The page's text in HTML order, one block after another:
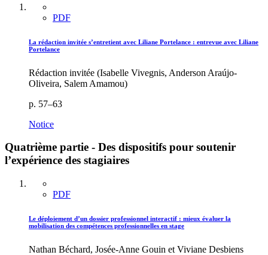
PDF
La rédaction invitée s’entretient avec Liliane Portelance : entrevue avec Liliane
Portelance
Rédaction invitée (Isabelle Vivegnis, Anderson Araújo-
Oliveira, Salem Amamou)
p. 57–63
Notice
Quatrième partie - Des dispositifs pour soutenir
l’expérience des stagiaires
PDF
Le déploiement d’un dossier professionnel interactif : mieux évaluer la
mobilisation des compétences professionnelles en stage
Nathan Béchard, Josée-Anne Gouin et Viviane Desbiens